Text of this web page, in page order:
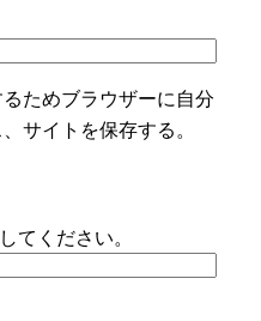
ためブラウザーに自分
サイトを保存する。
てください。